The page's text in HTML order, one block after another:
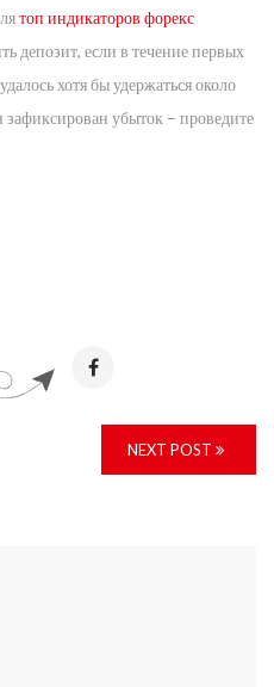
топ индикаторов форекс
депозит, если в течение первых
хотя бы удержаться около
зафиксирован убыток – проведите
NEXT POST